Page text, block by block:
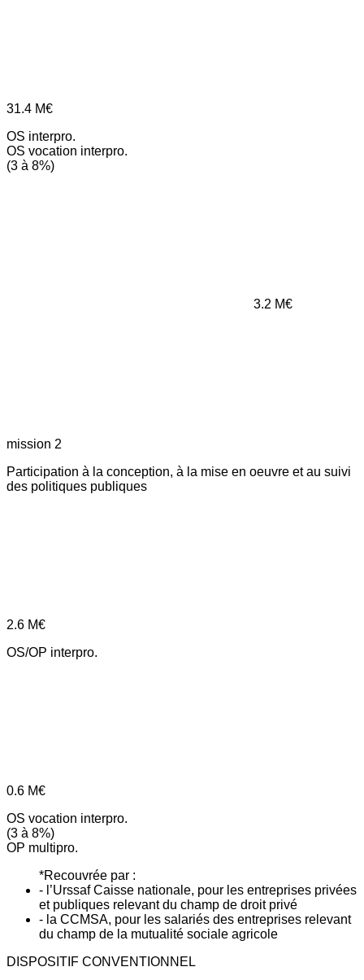
31.4 M€
OS interpro.
OS vocation interpro.
(3 à 8%)
3.2 M€
mission 2
Participation à la conception, à la mise en oeuvre et au suivi
des politiques publiques
2.6 M€
OS/OP interpro.
0.6 M€
OS vocation interpro.
(3 à 8%)
OP multipro.
*Recouvrée par :
- l’Urssaf Caisse nationale, pour les entreprises privées
et publiques relevant du champ de droit privé
- la CCMSA, pour les salariés des entreprises relevant
du champ de la mutualité sociale agricole
DISPOSITIF CONVENTIONNEL